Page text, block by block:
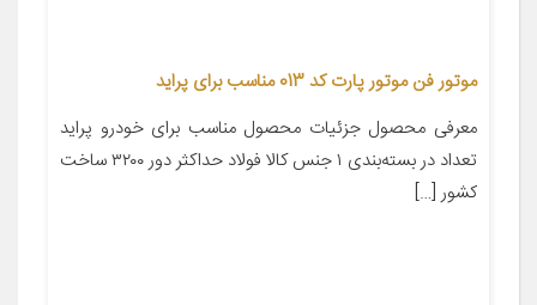
موتور فن موتور پارت کد 013 مناسب برای پراید
معرفی محصول جزئیات محصول مناسب برای خودرو پراید
تعداد در بسته‌بندی ۱ جنس کالا فولاد حداکثر دور ۳۲۰۰ ساخت
کشور […]